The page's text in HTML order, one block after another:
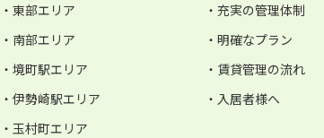
・東部エリア
・南部エリア
・境町駅エリア
・伊勢崎駅エリア
・玉村町エリア
・充実の管理体制
・明確なプラン
・賃貸管理の流れ
・入居者様へ